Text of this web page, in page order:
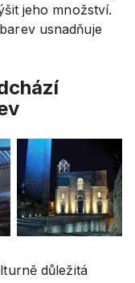
jeho množství.
usnadňuje
důležitá